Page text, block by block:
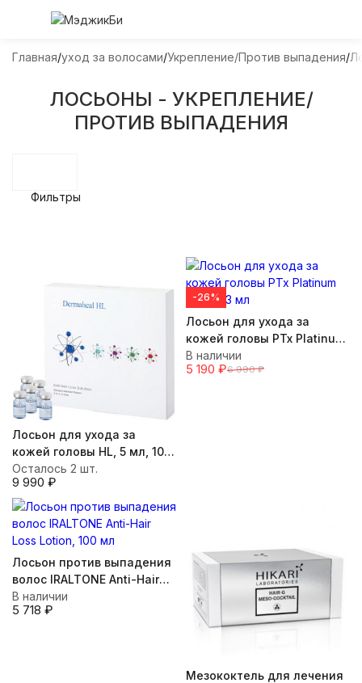
Главная уход за волосами Укрепление/Против выпадения
ЛОСЬОНЫ - УКРЕПЛЕНИЕ/
ПРОТИВ ВЫПАДЕНИЯ
Фильтры
Лосьон для ухода за
кожей головы HL, 5 мл, 10 х
5 мл
Осталось 2 шт.
9 990 ₽
-26%
Лосьон для ухода за
кожей головы PTx Platinum
HL, 2 х 3 мл
В наличии
5 190 ₽6 990 ₽
Лосьон против выпадения
волос IRALTONE Anti-Hair
Loss Lotion, 100 мл
В наличии
5 718 ₽
Мезококтель для лечения